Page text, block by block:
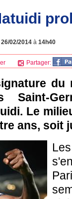
26/02/2014 à 14h40
Partager:
du
Saint-
Le
ans, soit